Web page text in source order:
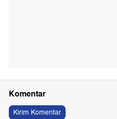
Komentar
Kirim Komentar